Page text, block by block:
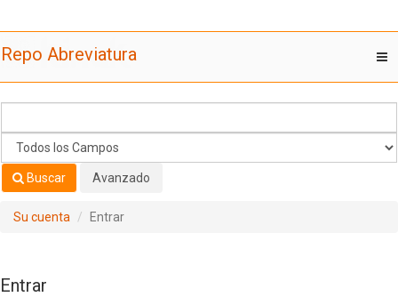
Repo Abreviatura
Buscar Avanzado
Su cuenta Entrar
Entrar